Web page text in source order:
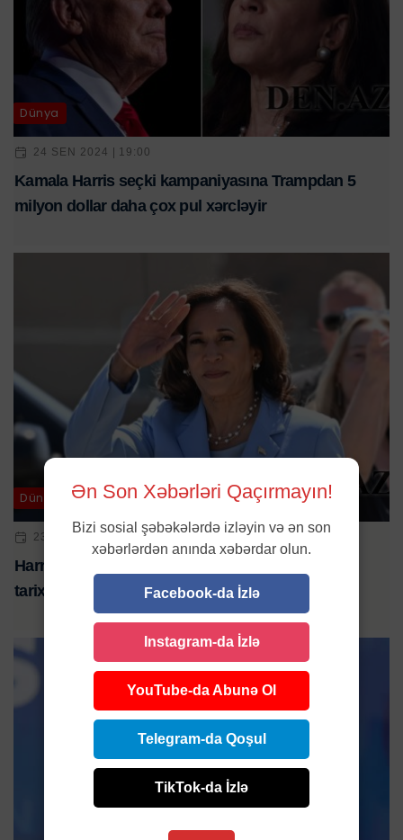
Dünya
24 SEN 2024 | 19:00
Kamala Harris seçki kampaniyasına Trampdan 5
milyon dollar daha çox pul xərcləyir
Dünya
23 IYL 2024 | 10:02
Harris namizəd olmağa yaxındır - səsvermə bu
tarixdə keçiriləcək
Ən Son Xəbərləri Qaçırmayın!
Bizi sosial şəbəkələrdə izləyin və ən son
xəbərlərdən anında xəbərdar olun.
Facebook-da İzlə
Instagram-da İzlə
YouTube-da Abunə Ol
Telegram-da Qoşul
TikTok-da İzlə